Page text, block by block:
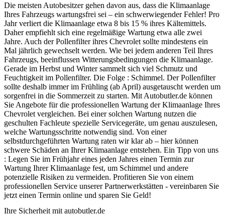
Die meisten Autobesitzer gehen davon aus, dass die Klimaanlage
Ihres Fahrzeugs wartungsfrei sei – ein schwerwiegender Fehler! Pro
Jahr verliert die Klimaanlage etwa 8 bis 15 % ihres Kältemittels.
Daher empfiehlt sich eine regelmäßige Wartung etwa alle zwei
Jahre. Auch der Pollenfilter ihres Chevrolet sollte mindestens ein
Mal jährlich gewechselt werden. Wie bei jedem anderen Teil Ihres
Fahrzeugs, beeinflussen Witterungsbedingungen die Klimaanlage.
Gerade im Herbst und Winter sammelt sich viel Schmutz und
Feuchtigkeit im Pollenfilter. Die Folge : Schimmel. Der Pollenfilter
sollte deshalb immer im Frühling (ab April) ausgetauscht werden um
sorgenfrei in die Sommerzeit zu starten. Mit Autobutler.de können
Sie Angebote für die professionellen Wartung der Klimaanlage Ihres
Chevrolet vergleichen. Bei einer solchen Wartung nutzen die
geschulten Fachleute spezielle Servicegeräte, um genau auszulesen,
welche Wartungsschritte notwendig sind. Von einer
selbstdurchgeführten Wartung raten wir klar ab – hier können
schwere Schäden an Ihrer Klimaanlage entstehen. Ein Tipp von uns
: Legen Sie im Frühjahr eines jeden Jahres einen Termin zur
Wartung Ihrer Klimaanlage fest, um Schimmel und andere
potenzielle Risiken zu vermeiden. Profitieren Sie von einem
professionellen Service unserer Partnerwerkstätten - vereinbaren Sie
jetzt einen Termin online und sparen Sie Geld!
Ihre Sicherheit mit autobutler.de